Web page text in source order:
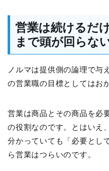
営業は続けるだ
まで頭が回らな
ノルマは提供側の論理で与
の営業職の目標としてはお
営業は商品とその商品を必
の役割なのです。とはいえ
分かっていても「必要とし
ら営業はつらいのです。